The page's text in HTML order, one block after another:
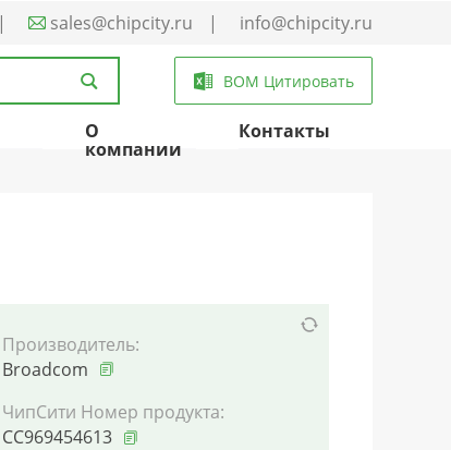
| sales@chipcity.ru | info@chipcity.ru
BOM Цитировать
О
компании
Контакты
Производитель:
Broadcom
ЧипСити Номер продукта:
CC969454613